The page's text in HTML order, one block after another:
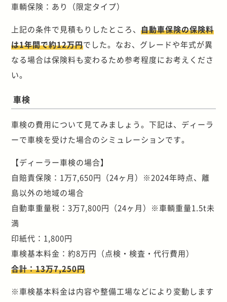
車輌保険：あり（限定タイプ）
上記の条件で見積もりしたところ、自動車保険の保険料
は1年間で約12万円でした。なお、グレードや年式が異
なる場合は保険料も変わるため参考程度にお考えくださ
い。
車検
車検の費用について見てみましょう。下記は、ディーラ
ーで車検を受けた場合のシミュレーションです。
【ディーラー車検の場合】
自賠責保険：1万7,650円（24ヶ月）※2024年時点、離
島以外の地域の場合
自動車重量税：3万7,800円（24ヶ月）※車輌重量1.5t未
満
印紙代：1,800円
車検基本料金：約8万円（点検・検査・代行費用）
合計：13万7,250円
※車検基本料金は内容や整備工場などにより変動します